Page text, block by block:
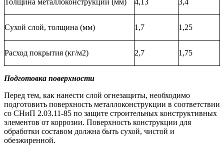
Сухой слой, толщина (мм) 1,7 1,25
Расход покрытия (кг/м2) 2,7 1,75
Подготовка поверхности
Перед тем, как нанести слой огнезащиты, необходимо
подготовить поверхность металлоконструкции в соответствии
со СНиП 2.03.11-85 по защите строительных конструктивных
элементов от коррозии. Поверхность конструкции для
обработки составом должна быть сухой, чистой и
обезжиренной.